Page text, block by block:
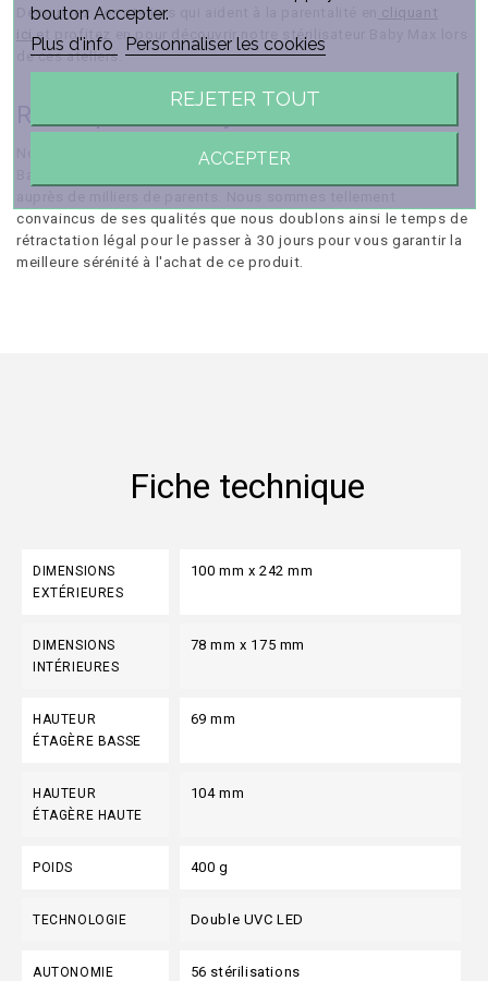
Découvrez ces ateliers qui aident à la parentalité en
cliquant
iciet profitez en pour découvrir notre stérilisateur Baby Max lors
de ces ateliers.
Retour pendant 30 jours
Notre stérilisateur biberon tétine et accessoire du quotidien
convaincus de ses qualités que nous doublons ainsi le temps de
rétractation légal pour le passer à 30 jours pour vous garantir la
meilleure sérénité à l'achat de ce produit.
Fiche technique
DIMENSIONS
EXTÉRIEURES
100 mm x 242 mm
DIMENSIONS
INTÉRIEURES
78 mm x 175 mm
HAUTEUR
ÉTAGÈRE BASSE
69 mm
HAUTEUR
ÉTAGÈRE HAUTE
104 mm
POIDS 400 g
TECHNOLOGIE Double UVC LED
AUTONOMIE 56 stérilisations
bouton Accepter.
Plus d'info
Personnaliser les cookies
REJETER TOUT
ACCEPTER